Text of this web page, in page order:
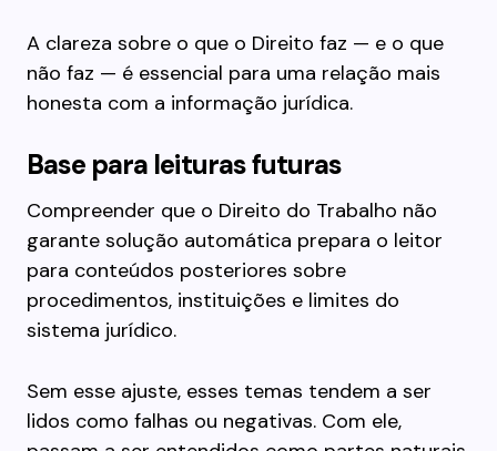
A clareza sobre o que o Direito faz — e o que
não faz — é essencial para uma relação mais
honesta com a informação jurídica.
Base para leituras futuras
Compreender que o Direito do Trabalho não
garante solução automática prepara o leitor
para conteúdos posteriores sobre
procedimentos, instituições e limites do
sistema jurídico.
Sem esse ajuste, esses temas tendem a ser
lidos como falhas ou negativas. Com ele,